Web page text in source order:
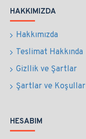
HAKKIMIZDA
Hakkımızda
Teslimat Hakkında
Gizllik ve Şartlar
Şartlar ve Koşullar
HESABIM